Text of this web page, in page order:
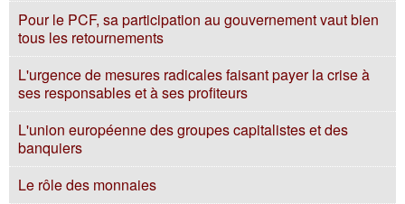
Pour le PCF, sa participation au gouvernement vaut bien
tous les retournements
L'urgence de mesures radicales faisant payer la crise à
ses responsables et à ses profiteurs
L'union européenne des groupes capitalistes et des
banquiers
Le rôle des monnaies